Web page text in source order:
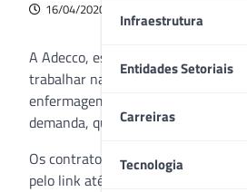
Infraestrutura
Entidades Setoriais
Carreiras
Tecnologia
16/04/2020
A Adecco, especialista mundial
trabalhar na área da Saúde,
enfermagem e enfermeiros, com
demanda, que vem crescendo por
Os contratos são temporários e
pelo link até o dia 31 de maio: